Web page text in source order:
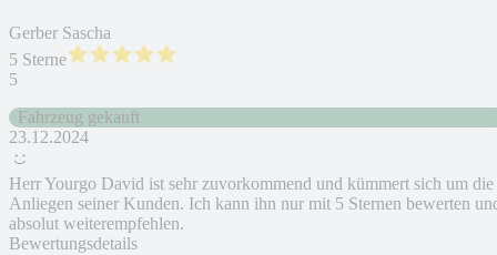
Gerber Sascha
5 Sterne
5
Fahrzeug gekauft
23.12.2024
Herr Yourgo David ist sehr zuvorkommend und kümmert sich um die
Anliegen seiner Kunden. Ich kann ihn nur mit 5 Sternen bewerten
absolut weiterempfehlen.
Bewertungsdetails